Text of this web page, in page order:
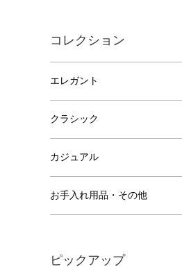
コレクション
エレガント
クラシック
カジュアル
お手入れ用品・その他
ピックアップ